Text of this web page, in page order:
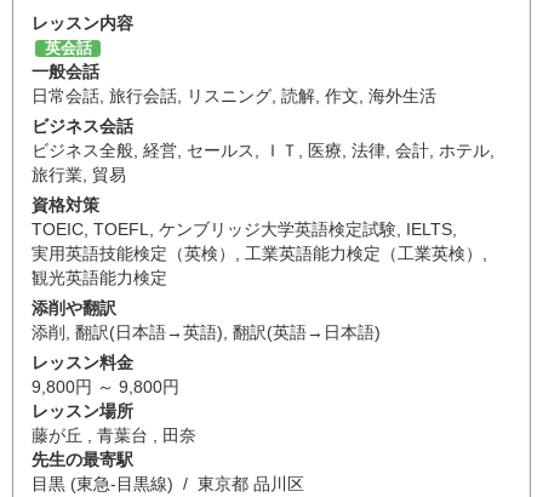
レッスン内容
英会話
一般会話
日常会話 旅行会話 リスニング 読解 作文 海外生活
ビジネス会話
ビジネス全般 経営 セールス ＩＴ 医療 法律 会計 ホテル
旅行業 貿易
資格対策
TOEIC TOEFL ケンブリッジ大学英語検定試験 IELTS
実用英語技能検定（英検）
工業英語能力検定（工業英検）
観光英語能力検定
添削や翻訳
添削
翻訳(日本語→英語) 翻訳(英語→日本語)
レッスン料金
9,800円 ～ 9,800円
レッスン場所
藤が丘 , 青葉台 , 田奈
先生の最寄駅
目黒 (東急-目黒線) / 東京都 品川区